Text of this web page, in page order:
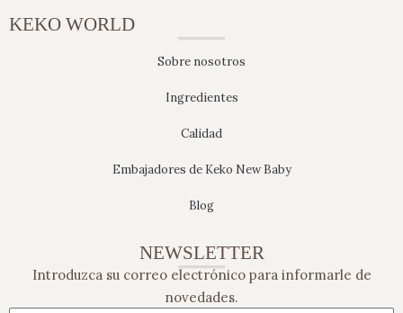
KEKO WORLD
Sobre nosotros
Ingredientes
Calidad
Embajadores de Keko New Baby
Blog
NEWSLETTER
Introduzca su correo electrónico para informarle de
novedades.